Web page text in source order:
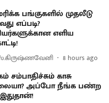
பங்குகளில் முதலீடு
எப்படி?
எளிய
8 hours ago
சம்பாதிச்சும் காசு
அப்போ நீங்க பண்ற
இதுதான்!